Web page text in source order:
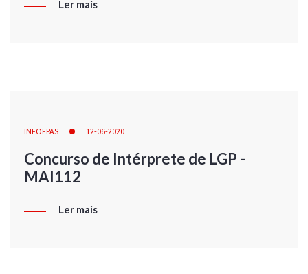
Ler mais
INFOFPAS 12-06-2020
Concurso de Intérprete de LGP -
MAI112
Ler mais